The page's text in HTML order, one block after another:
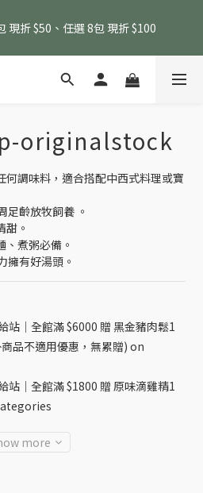
商品除外)
現折 $50、任選 8包 現折 $100
1包、$6000 贈送黑金豬肉鬆 (指定
originalstock
何調味料，適合搭配中西式料理或寶
足齡放牧飼養 。
甜。
煮粥必備。
擁有好湯頭。
站｜全館滿 $6000 贈 黑金豬肉鬆1
品不適用優惠，無累贈) on
站｜全館滿 $1800 贈 原味滴雞精1
more